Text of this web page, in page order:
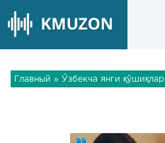
Главный » Ўзбекча янги қўшиқлар